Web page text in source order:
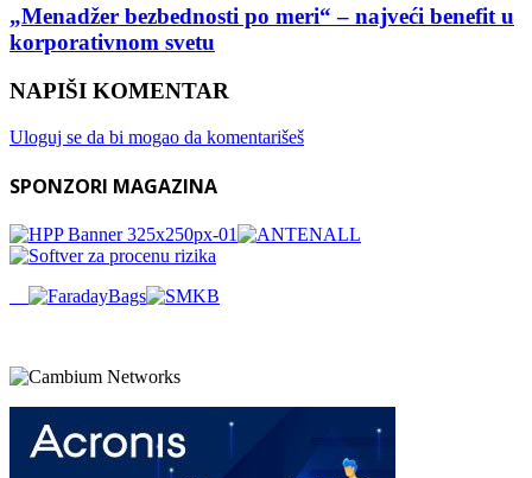
„Menadžer bezbednosti po meri“ – najveći benefit u
korporativnom svetu
NAPIŠI KOMENTAR
Uloguj se da bi mogao da komentarišeš
SPONZORI MAGAZINA